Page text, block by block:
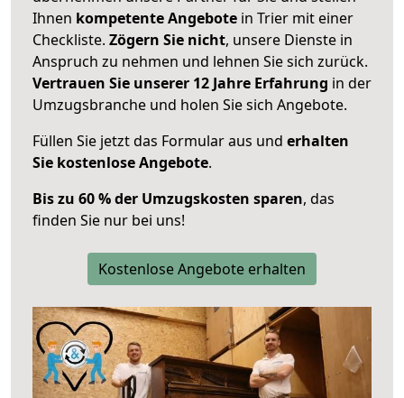
Ihnen kompetente Angebote in Trier mit einer
Checkliste. Zögern Sie nicht, unsere Dienste in
Anspruch zu nehmen und lehnen Sie sich zurück.
Vertrauen Sie unserer 12 Jahre Erfahrung in der
Umzugsbranche und holen Sie sich Angebote.
Füllen Sie jetzt das Formular aus und erhalten
Sie kostenlose Angebote.
Bis zu 60 % der Umzugskosten sparen, das
finden Sie nur bei uns!
Kostenlose Angebote erhalten